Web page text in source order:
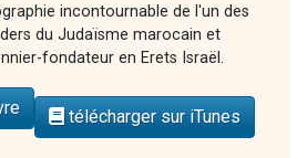
incontournable de l'un des
du Judaïsme marocain et
fondateur en Erets Israël.
télécharger sur iTunes